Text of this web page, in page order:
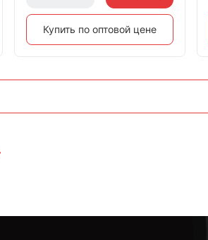
Купить по оптовой цене